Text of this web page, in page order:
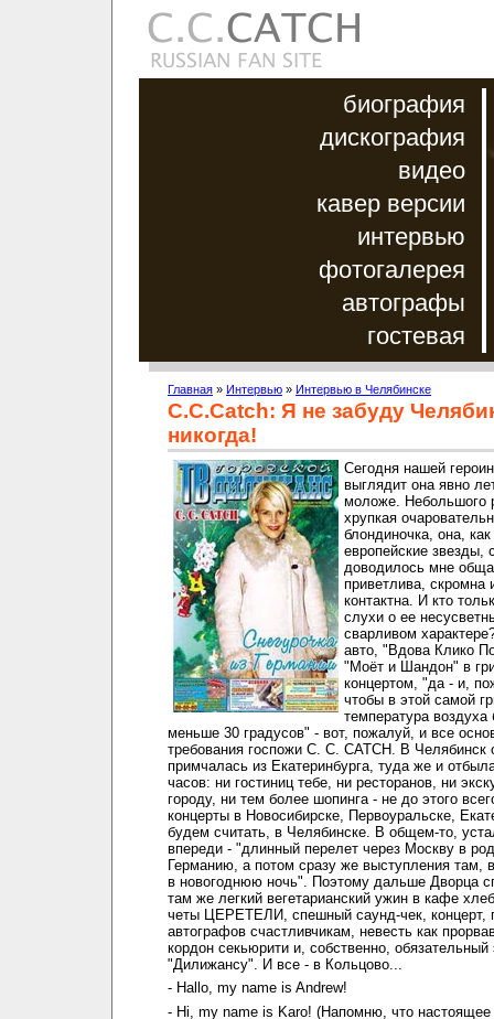
биография
дискография
видео
кавер версии
интервью
фотогалерея
автографы
гостевая
Главная » Интервью » Интервью в Челябинске
C.C.Catch: Я не забуду
никогда!
Сегодня нашей
выглядит она явно
моложе. Небольшого
хрупкая
блондиночка, она,
европейские звезды,
доводилось мне
приветлива, скромна
контактна. И кто
слухи о ее
сварливом
авто, "Вдова Клико
"Моёт и Шандон" в
концертом, "да - и,
чтобы в этой самой
температура
меньше 30 градусов" - вот, пожалуй, и все
требования госпожи C. C. CATCH. В Челябинск
примчалась из Екатеринбурга, туда же и
часов: ни гостиниц тебе, ни ресторанов, ни
городу, ни тем более шопинга - не до этого
концерты в Новосибирске, Первоуральске,
будем считать, в Челябинске. В общем-то,
впереди - "длинный перелет через Москву в
Германию, а потом сразу же выступления там,
в новогоднюю ночь". Поэтому дальше Дворца
там же легкий вегетарианский ужин в кафе
четы ЦЕРЕТЕЛИ, спешный саунд-чек, концерт,
автографов счастливчикам, невесть как
кордон секьюрити и, собственно, обязательный
"Дилижансу". И все - в Кольцово...
- Hallo, my name is Andrew!
- Hi, my name is Karo! (Напомню, что